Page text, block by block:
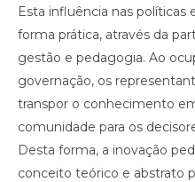
Esta influência nas políticas
forma prática, através da
gestão e pedagogia. Ao
governação, os
transpor o conhecimento
comunidade para os
Desta forma, a inovação
conceito teórico e abstrato